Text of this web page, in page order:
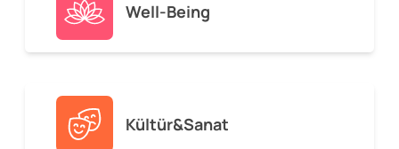
Well-Being
Kültür&Sanat